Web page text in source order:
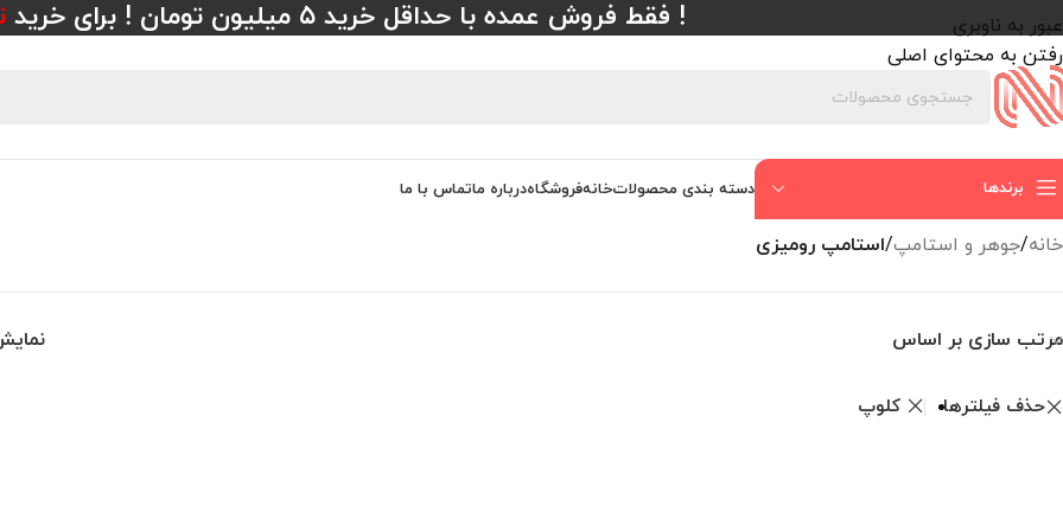
عبور به ناوبری
رفتن به محتوای اصلی
! فقط فروش عمده با حداقل خرید ۵ میلیون تومان ! برای خرید
برندها دسته بندی محصولاتخانهفروشگاهدرباره ماتماس با ما
خانه/جوهر و استامپ/استامپ رومیزی
مرتب سازی بر اساس
حذف فیلترها کلوپ